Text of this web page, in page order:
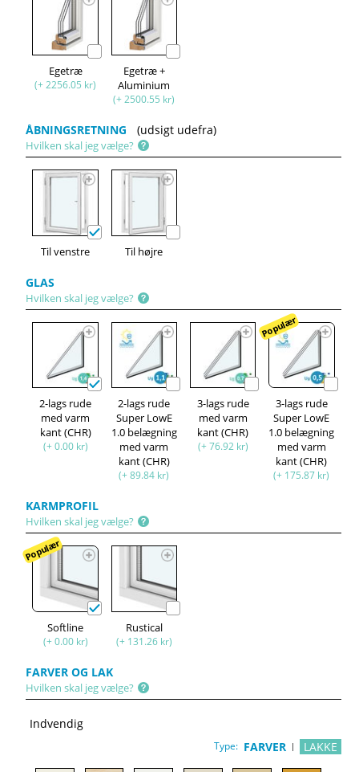
Egetræ
(+ 2256.05 kr)
Egetræ +
Aluminium
(+ 2500.55 kr)
ÅBNINGSRETNING (udsigt udefra)
Hvilken skal jeg vælge?
Til venstre Til højre
GLAS
Hvilken skal jeg vælge?
2-lags rude
med varm
kant (CHR)
(+ 0.00 kr)
2-lags rude
Super LowE
1.0 belægning
med varm
kant (CHR)
(+ 89.84 kr)
3-lags rude
med varm
kant (CHR)
(+ 76.92 kr)
Populær
3-lags rude
Super LowE
1.0 belægning
med varm
kant (CHR)
(+ 175.87 kr)
KARMPROFIL
Hvilken skal jeg vælge?
Populær
Softline
(+ 0.00 kr)
Rustical
(+ 131.26 kr)
FARVER OG LAK
Hvilken skal jeg vælge?
Indvendig
Type: FARVER LAKKE